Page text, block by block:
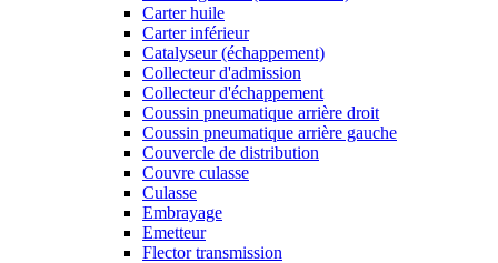
Carter huile
Carter inférieur
Catalyseur (échappement)
Collecteur d'admission
Collecteur d'échappement
Coussin pneumatique arrière droit
Coussin pneumatique arrière gauche
Couvercle de distribution
Couvre culasse
Culasse
Embrayage
Emetteur
Flector transmission